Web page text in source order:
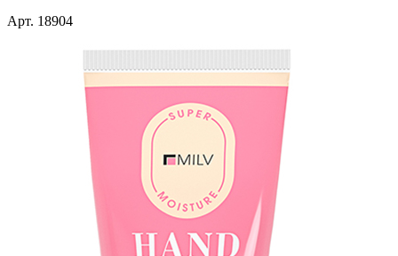
Арт. 18904